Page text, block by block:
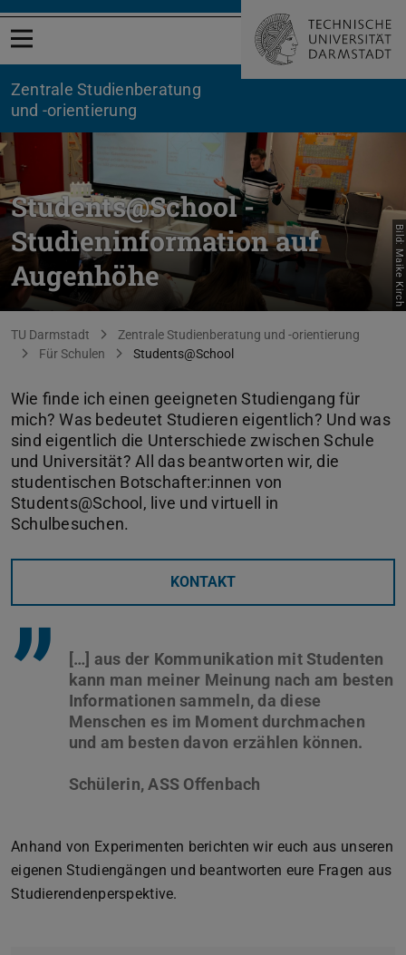
Menü öffnen
Zentrale Studienberatung
und -orientierung
Students@School -
Studieninformation auf
Augenhöhe
Bild: Maike Kirch
Sie befinden sich hier:
TU Darmstadt
Zentrale Studienberatung und -orientierung
Für Schulen
Students@School
Wie finde ich einen geeigneten Studiengang für
mich? Was bedeutet Studieren eigentlich? Und was
sind eigentlich die Unterschiede zwischen Schule
und Universität? All das beantworten wir, die
studentischen Botschafter:innen von
Students@School, live und virtuell in
Schulbesuchen.
KONTAKT
”
[…] aus der Kommunikation mit Studenten
kann man meiner Meinung nach am besten
Informationen sammeln, da diese
Menschen es im Moment durchmachen
und am besten davon erzählen können.
Anhand von Experimenten berichten wir euch aus unseren
eigenen Studiengängen und beantworten eure Fragen aus
Studierendenperspektive.